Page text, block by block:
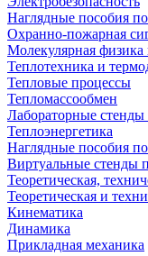
Наглядные пособия
Охранно-пожарная
Молекулярная
Теплотехника и
Тепловые процессы
Тепломассообмен
Лабораторные
Теплоэнергетика
Наглядные пособия
Виртуальные стенды
Теоретическая,
Теоретическая и
Кинематика
Динамика
Прикладная механика